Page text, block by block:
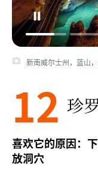
新南威尔士州，蓝山
12 珍
喜欢它的原因：
放洞穴